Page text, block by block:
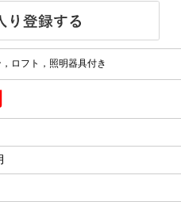
ロフト，照明器具付き